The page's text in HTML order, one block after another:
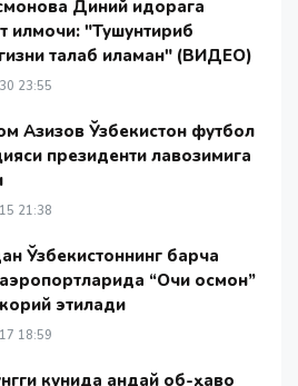
Диний идорага
"Тушунтириб
талаб қиламан" (ВИДЕО)
23:55
Азизов Ўзбекистон футбол
президенти лавозимига
21:38
Ўзбекистоннинг барча
“Очиқ осмон”
этилади
18:59
кунида қандай об-ҳаво